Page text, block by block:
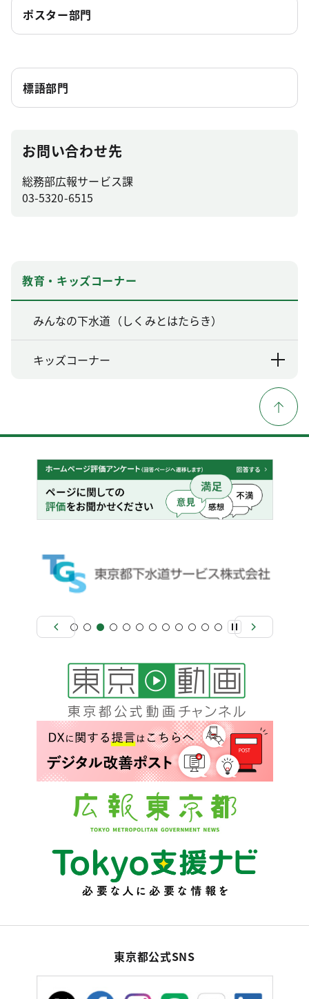
ポスター部門
標語部門
お問い合わせ先
総務部広報サービス課
03-5320-6515
教育・キッズコーナー
みんなの下水道（しくみとはたらき）
キッズコーナー
東京都公式SNS